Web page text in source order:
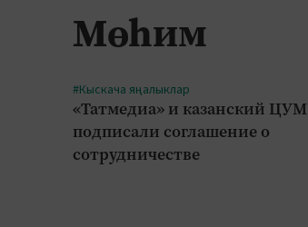
Мөһим
#Кыскача яңалыклар
«Татмедиа» и казанский ЦУМ
подписали соглашение о
сотрудничестве